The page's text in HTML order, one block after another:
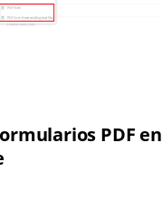
PDF en